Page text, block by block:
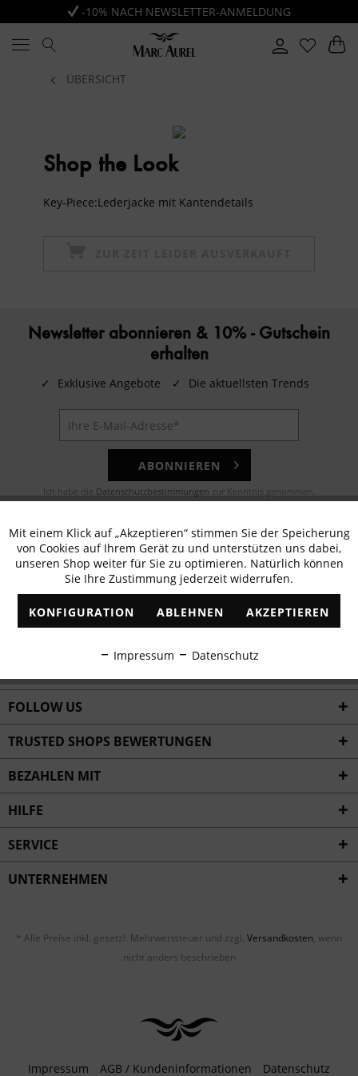
-10% NACH NEWSLETTER-ANMELDUNG
ÜBERSICHT
Shop the Look
Key-Piece:Lederjacke mit Kantendetails
Newsletter abonnieren & 10% - Gutschein
erhalten
✓ Exklusive Angebote ✓ Die aktuellsten Trends
ABONNIEREN
Ich habe die Datenschutzbestimmungen zur Kenntnis genommen.
E-MAIL
Noch Fragen? Unser Kundenservice hilft Ihnen gerne!
Schreiben Sie eine Nachricht an:
FOLLOW US
TRUSTED SHOPS BEWERTUNGEN
BEZAHLEN MIT
HILFE
SERVICE
UNTERNEHMEN
* Alle Preise inkl. gesetzl. Mehrwertsteuer und zzgl. Versandkosten, wenn
nicht anders beschrieben
Impressum AGB / Kundeninformationen Datenschutz
Funktionale Aktiv
Marketing Inaktiv
Tracking Inaktiv
Personalisierung Inaktiv
Service Inaktiv
Mit einem Klick auf „Akzeptieren“ stimmen Sie der Speicherung
von Cookies auf Ihrem Gerät zu und unterstützen uns dabei,
unseren Shop weiter für Sie zu optimieren. Natürlich können
Sie Ihre Zustimmung jederzeit widerrufen.
KONFIGURATION ABLEHNEN AKZEPTIEREN
Impressum Datenschutz